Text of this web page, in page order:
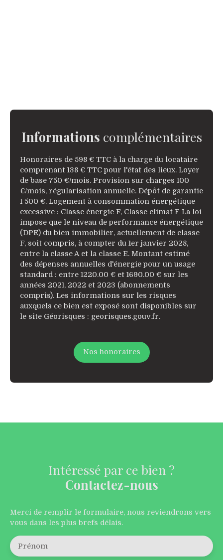
Informations complémentaires
Honoraires de 598 € TTC à la charge du locataire
comprenant 138 € TTC pour l'état des lieux. Loyer
de base 750 €/mois. Provision sur charges 100
€/mois, régularisation annuelle. Dépôt de garantie
1 500 €. Logement à consommation énergétique
excessive : Classe énergie F, Classe climat F La loi
impose que le niveau de performance énergétique
(DPE) du bien immobilier, actuellement de classe
F, soit compris, à compter du 1er janvier 2028,
entre la classe A et la classe E. Montant estimé
des dépenses annuelles d'énergie pour un usage
standard : entre 1220.00 € et 1690.00 € sur les
années 2021, 2022 et 2023 (abonnements
compris). Les informations sur les risques
auxquels ce bien est exposé sont disponibles sur
le site Géorisques : georisques.gouv.fr.
Nos honoraires
Intéressé par ce bien ?
Contactez-nous
Merci de remplir le formulaire, nous reviendrons vers
vous dans les plus brefs délais.
Prénom